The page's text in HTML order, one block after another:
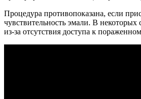
Процедура противопоказана, если
чувствительность эмали. В некоторых
из-за отсутствия доступа к